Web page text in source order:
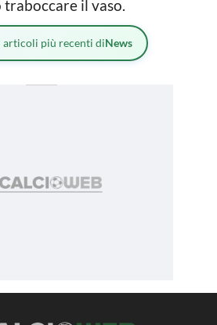
il vaso.
articoli più recenti diNews